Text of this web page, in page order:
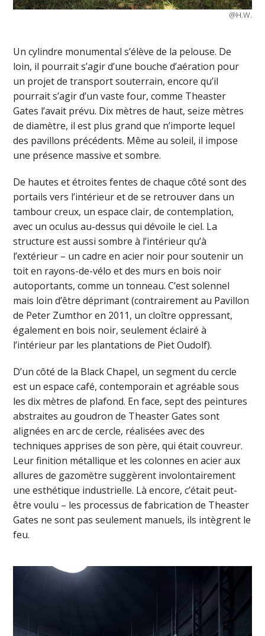
@H.W.
Un cylindre monumental s’élève de la pelouse. De
loin, il pourrait s’agir d’une bouche d’aération pour
un projet de transport souterrain, encore qu’il
pourrait s’agir d’un vaste four, comme Theaster
Gates l’avait prévu. Dix mètres de haut, seize mètres
de diamètre, il est plus grand que n’importe lequel
des pavillons précédents. Même au soleil, il impose
une présence massive et sombre.
De hautes et étroites fentes de chaque côté sont des
portails vers l’intérieur et de se retrouver dans un
tambour creux, un espace clair, de contemplation,
avec un oculus au-dessus qui dévoile le ciel. La
structure est aussi sombre à l’intérieur qu’à
l’extérieur – un cadre en acier noir pour soutenir un
toit en rayons-de-vélo et des murs en bois noir
autoportants, comme un tonneau. C’est solennel
mais loin d’être déprimant (contrairement au Pavillon
de Peter Zumthor en 2011, un cloître oppressant,
également en bois noir, seulement éclairé à
l’intérieur par les plantations de Piet Oudolf).
D’un côté de la Black Chapel, un segment du cercle
est un espace café, contemporain et agréable sous
les dix mètres de plafond. En face, sept des peintures
abstraites au goudron de Theaster Gates sont
alignées en arc de cercle, réalisées avec des
techniques apprises de son père, qui était couvreur.
Leur finition métallique et les colonnes en acier aux
allures de gazomètre suggèrent involontairement
une esthétique industrielle. Là encore, c’était peut-
être voulu – les processus de fabrication de Theaster
Gates ne sont pas seulement manuels, ils intègrent le
feu.